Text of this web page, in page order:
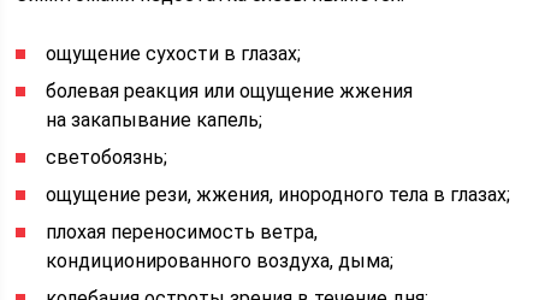
ощущение сухости в глазах;
болевая реакция или ощущение жжения
на закапывание капель;
светобоязнь;
ощущение рези, жжения, инородного тела в глазах;
плохая переносимость ветра,
кондиционированного воздуха, дыма;